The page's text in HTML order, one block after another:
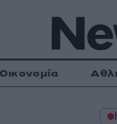
Οικονομία